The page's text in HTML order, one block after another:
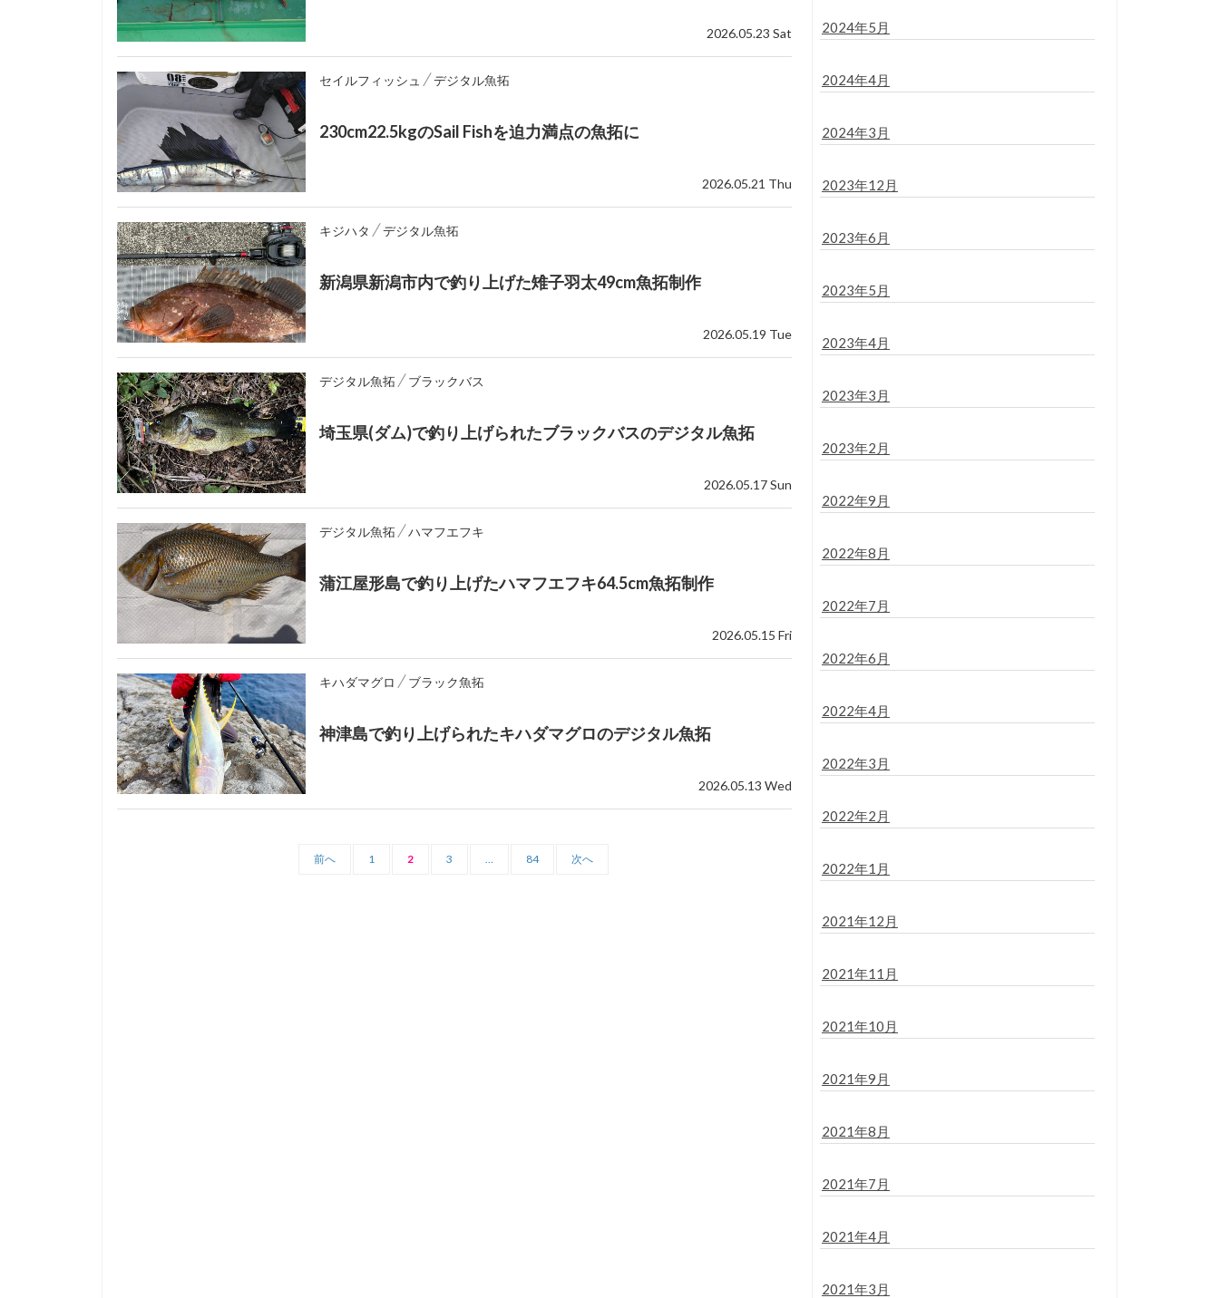
2026.05.23 Sat
セイルフィッシュ デジタル魚拓
230cm22.5kgのSail Fishを迫力満点の魚拓に
2026.05.21 Thu
キジハタ デジタル魚拓
新潟県新潟市内で釣り上げた雉子羽太49cm魚拓制作
2026.05.19 Tue
デジタル魚拓 ブラックバス
埼玉県(ダム)で釣り上げられたブラックバスのデジタル魚拓
2026.05.17 Sun
デジタル魚拓 ハマフエフキ
蒲江屋形島で釣り上げたハマフエフキ64.5cm魚拓制作
2026.05.15 Fri
キハダマグロ ブラック魚拓
神津島で釣り上げられたキハダマグロのデジタル魚拓
2026.05.13 Wed
前へ 1 2 3 … 84 次へ
2024年5月
2024年4月
2024年3月
2023年12月
2023年6月
2023年5月
2023年4月
2023年3月
2023年2月
2022年9月
2022年8月
2022年7月
2022年6月
2022年4月
2022年3月
2022年2月
2022年1月
2021年12月
2021年11月
2021年10月
2021年9月
2021年8月
2021年7月
2021年4月
2021年3月